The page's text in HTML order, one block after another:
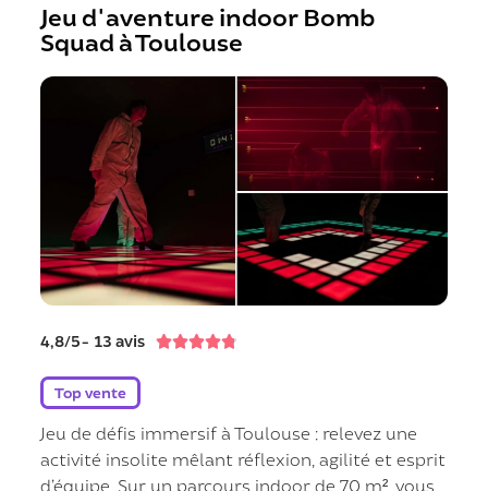
Jeu d'aventure indoor Bomb
Squad à Toulouse
4,8/5- 13 avis 
Top vente
Jeu de défis immersif à Toulouse : relevez une
activité insolite mêlant réflexion, agilité et esprit
d’équipe. Sur un parcours indoor de 70 m², vous